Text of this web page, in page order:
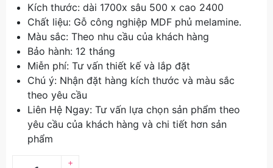
Kích thước: dài 1700x sâu 500 x cao 2400
Chất liệu: Gỗ công nghiệp MDF phủ melamine.
Màu sắc: Theo nhu cầu của khách hàng
Bảo hành: 12 tháng
Miễn phí: Tư vấn thiết kế và lắp đặt
Chú ý: Nhận đặt hàng kích thước và màu sắc
theo yêu cầu
Liên Hệ Ngay: Tư vấn lựa chọn sản phẩm theo
yêu cầu của khách hàng và chi tiết hơn sản
phẩm
+